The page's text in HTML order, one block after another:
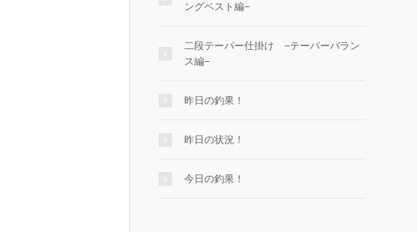
ングベスト編−
二段テーパー仕掛け −テーパーバラン
ス編−
昨日の釣果！
昨日の状況！
今日の釣果！